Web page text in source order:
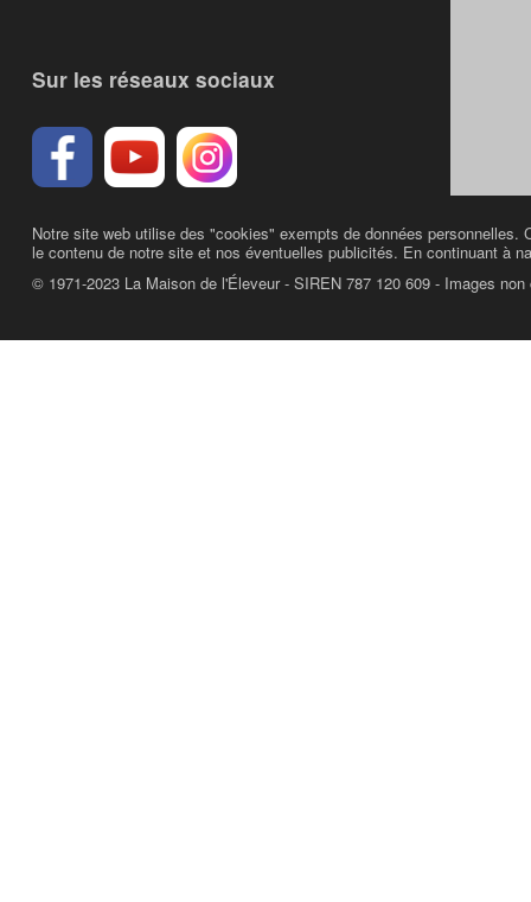
Sur les réseaux sociaux
Notre site web utilise des "cookies" exempts de données
le contenu de notre site et nos éventuelles publicités. En continuant à
© 1971-2023 La Maison de l'Éleveur - SIREN 787 120 609 - Images